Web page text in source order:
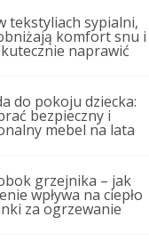
tekstyliach sypialni,
komfort snu i
naprawić
do pokoju dziecka:
bezpieczny i
mebel na lata
grzejnika – jak
wpływa na ciepło
za ogrzewanie